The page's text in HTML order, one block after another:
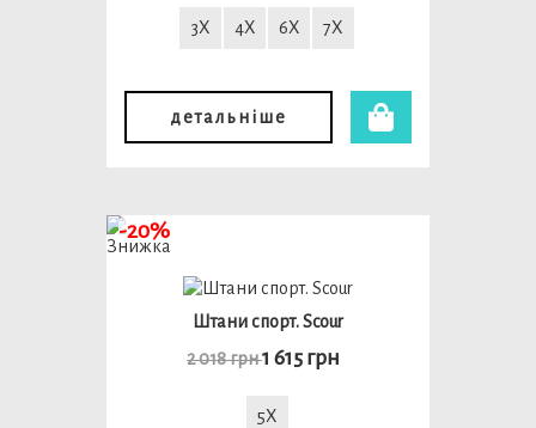
3X 4X 6X 7X
детальніше
Штани спорт. Scour
2 018 грн1 615 грн
5X
-20%